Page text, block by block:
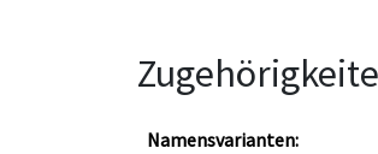
Namensvarianten: